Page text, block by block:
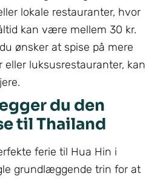
lokale restauranter, hvor
kan være mellem 30 kr.
ønsker at spise på mere
eller luksusrestauranter, kan
du den
til Thailand
ferie til Hua Hin i
grundlæggende trin for at